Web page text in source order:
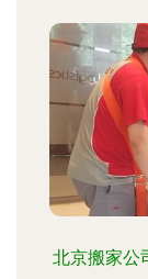
北京搬家公